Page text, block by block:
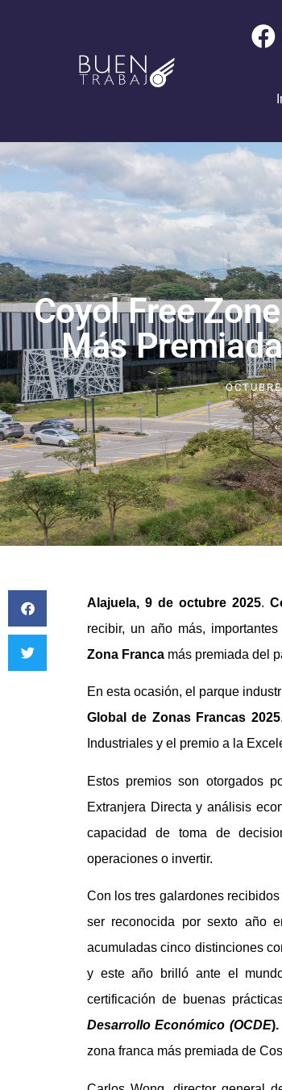
Coyol Free
Más
Alajuela, 9 de octubre 2025.
recibir, un año más,
Zona Franca más premiada del
En esta ocasión, el parque
Global de Zonas Francas 2025
Industriales y el premio a la
Estos premios son otorgados
Extranjera Directa y análisis
capacidad de toma de
operaciones o invertir.
Con los tres galardones recibidos
ser reconocida por sexto año
acumuladas cinco distinciones
y este año brilló ante el
certificación de buenas
Desarrollo Económico (OCDE).
zona franca más premiada de